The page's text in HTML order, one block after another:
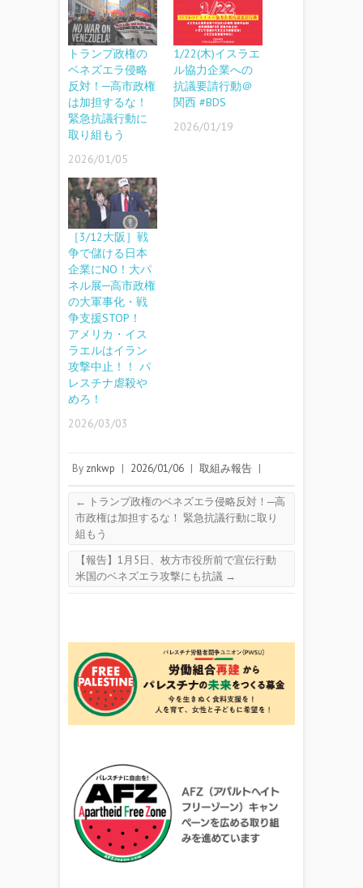
トランプ政権の
ベネズエラ侵略
反対！─高市政権
は加担するな！
緊急抗議行動に
取り組もう
2026/01/05
1/22(木)イスラエ
ル協力企業への
抗議要請行動＠
関西 #BDS
2026/01/19
［3/12大阪］戦
争で儲ける日本
企業にNO！大パ
ネル展─高市政権
の大軍事化・戦
争支援STOP！
アメリカ・イス
ラエルはイラン
攻撃中止！！ パ
レスチナ虐殺や
めろ！
2026/03/03
By znkwp | 2026/01/06 | 取組み報告 |
← トランプ政権のベネズエラ侵略反対！─高
市政権は加担するな！ 緊急抗議行動に取り
組もう
【報告】1月5日、枚方市役所前で宣伝行動
米国のベネズエラ攻撃にも抗議 →